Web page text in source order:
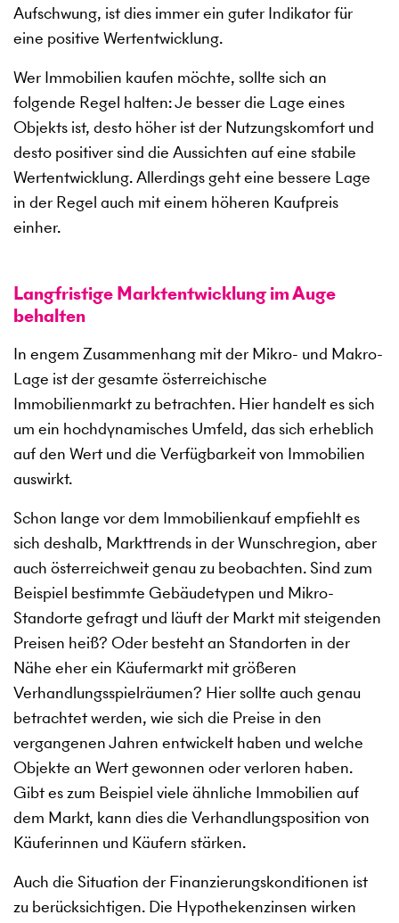
Aufschwung, ist dies immer ein guter Indikator für
eine positive Wertentwicklung.
Wer Immobilien kaufen möchte, sollte sich an
folgende Regel halten: Je besser die Lage eines
Objekts ist, desto höher ist der Nutzungskomfort und
desto positiver sind die Aussichten auf eine stabile
Wertentwicklung. Allerdings geht eine bessere Lage
in der Regel auch mit einem höheren Kaufpreis
einher.
Langfristige Marktentwicklung im Auge
behalten
In engem Zusammenhang mit der Mikro- und Makro-
Lage ist der gesamte österreichische
Immobilienmarkt zu betrachten. Hier handelt es sich
um ein hochdynamisches Umfeld, das sich erheblich
auf den Wert und die Verfügbarkeit von Immobilien
auswirkt.
Schon lange vor dem Immobilienkauf empfiehlt es
sich deshalb, Markttrends in der Wunschregion, aber
auch österreichweit genau zu beobachten. Sind zum
Beispiel bestimmte Gebäudetypen und Mikro-
Standorte gefragt und läuft der Markt mit steigenden
Preisen heiß? Oder besteht an Standorten in der
Nähe eher ein Käufermarkt mit größeren
Verhandlungsspielräumen? Hier sollte auch genau
betrachtet werden, wie sich die Preise in den
vergangenen Jahren entwickelt haben und welche
Objekte an Wert gewonnen oder verloren haben.
Gibt es zum Beispiel viele ähnliche Immobilien auf
dem Markt, kann dies die Verhandlungsposition von
Käuferinnen und Käufern stärken.
Auch die Situation der Finanzierungskonditionen ist
zu berücksichtigen. Die Hypothekenzinsen wirken